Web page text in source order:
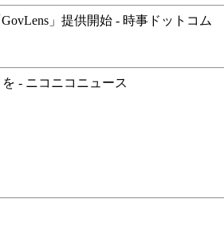
」提供開始 - 時事ドットコム
- ニコニコニュース